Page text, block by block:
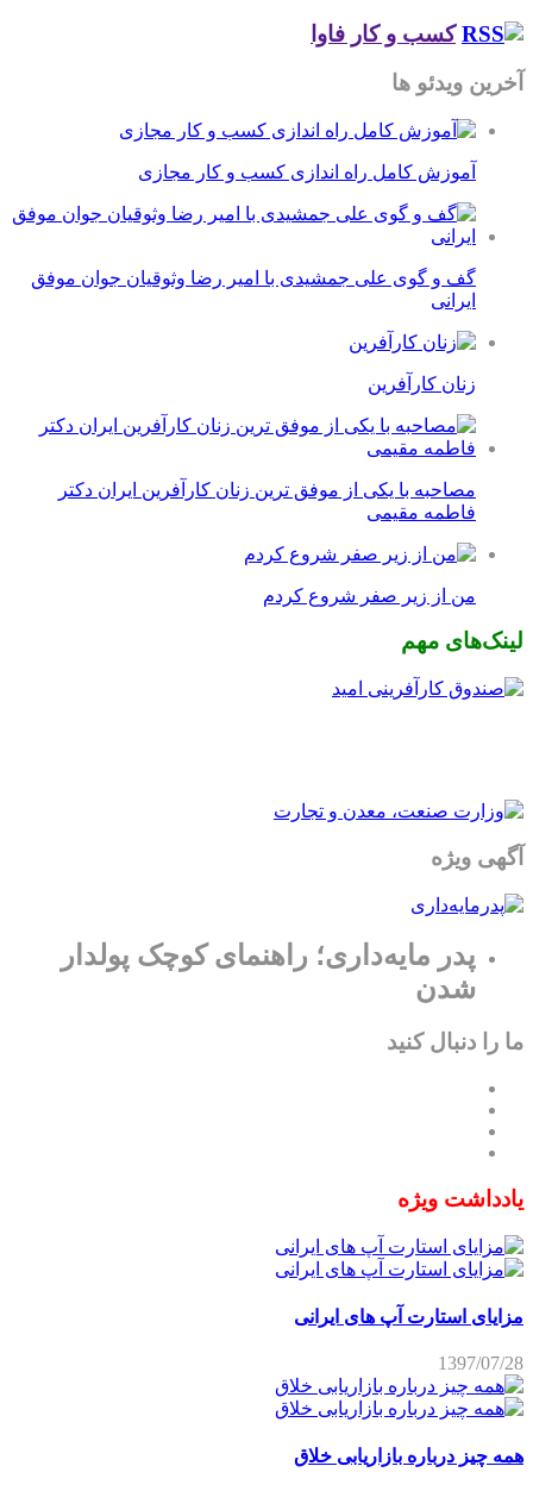
کسب و کار فاوا
آخرین ویدئو ها
آموزش کامل راه اندازی کسب و کار مجازی
گف و گوی علی جمشیدی با امیر رضا وثوقیان جوان موفق
ایرانی
زنان کارآفرین
مصاحبه با یکی از موفق ترین زنان کارآفرین ایران دکتر
فاطمه مقیمی
من از زیر صفر شروع کردم
لینک‌های مهم
آگهی ویژه
پدر مایه‌داری؛ راهنمای کوچک پولدار
شدن
ما را دنبال کنید
یادداشت ویژه
مزایای استارت آپ های ایرانی
1397/07/28
همه چیز درباره بازاریابی خلاق